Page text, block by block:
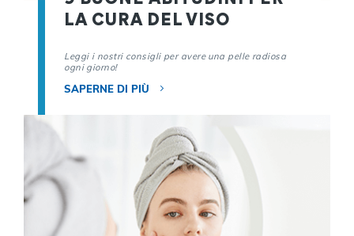
LA CURA DEL VISO
Leggi i nostri consigli per avere una pelle radiosa
ogni giorno!
SAPERNE DI PIÙ